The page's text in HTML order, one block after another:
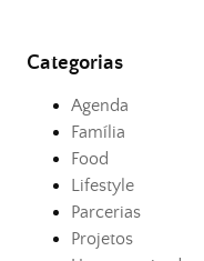
Categorias
Agenda
Família
Food
Lifestyle
Parcerias
Projetos